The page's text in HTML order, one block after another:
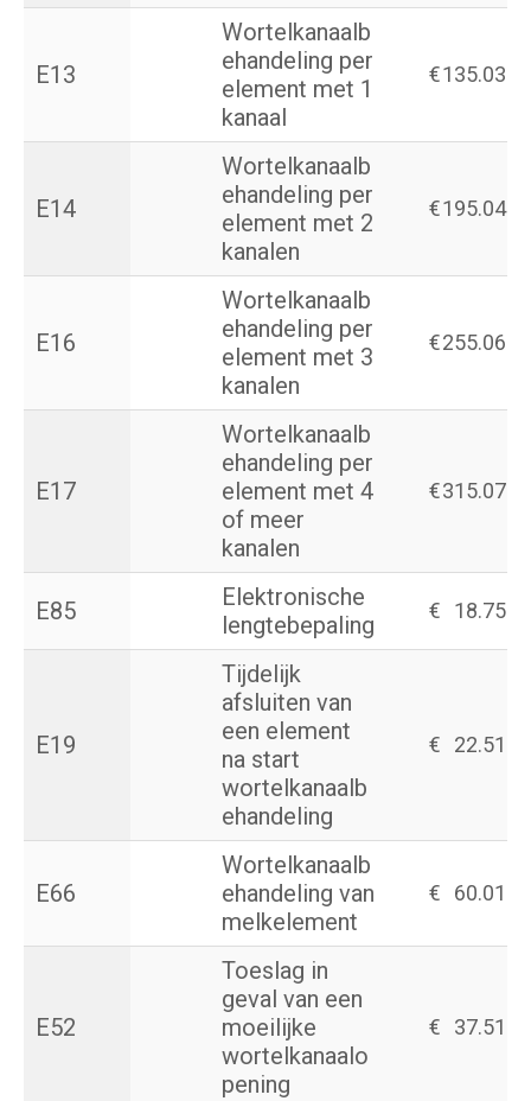
E13
Wortelkanaalb
ehandeling per
element met 1
kanaal
€135.03
E14
Wortelkanaalb
ehandeling per
element met 2
kanalen
€195.04
E16
Wortelkanaalb
ehandeling per
element met 3
kanalen
€255.06
E17
Wortelkanaalb
ehandeling per
element met 4
of meer
kanalen
€315.07
E85
Elektronische
lengtebepaling
€ 18.75
E19
Tijdelijk
afsluiten van
een element
na start
wortelkanaalb
ehandeling
€ 22.51
E66
Wortelkanaalb
ehandeling van
melkelement
€ 60.01
E52
Toeslag in
geval van een
moeilijke
wortelkanaalo
pening
€ 37.51